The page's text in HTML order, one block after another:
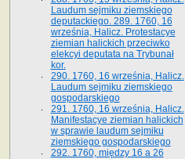
Laudum sejmiku ziemskiego
deputackiego. 289. 1760, 16
września, Halicz. Protestacye
ziemian halickich przeciwko
elekcyi deputata na Trybunał
kor.
290. 1760, 16 września, Halicz.
Laudum sejmiku ziemskiego
gospodarskiego
291. 1760, 16 września, Halicz.
Manifestacye ziemian halickich
w sprawie laudum sejmiku
ziemskiego gospodarskiego
292. 1760, między 16 a 26